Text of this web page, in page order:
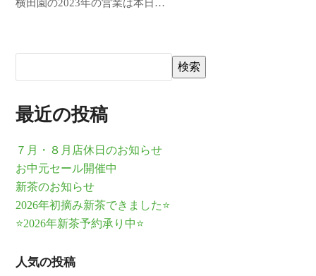
横田園の2023年の営業は本日…
検索
最近の投稿
７月・８月店休日のお知らせ
お中元セール開催中
新茶のお知らせ
2026年初摘み新茶できました⭐
⭐2026年新茶予約承り中⭐
人気の投稿